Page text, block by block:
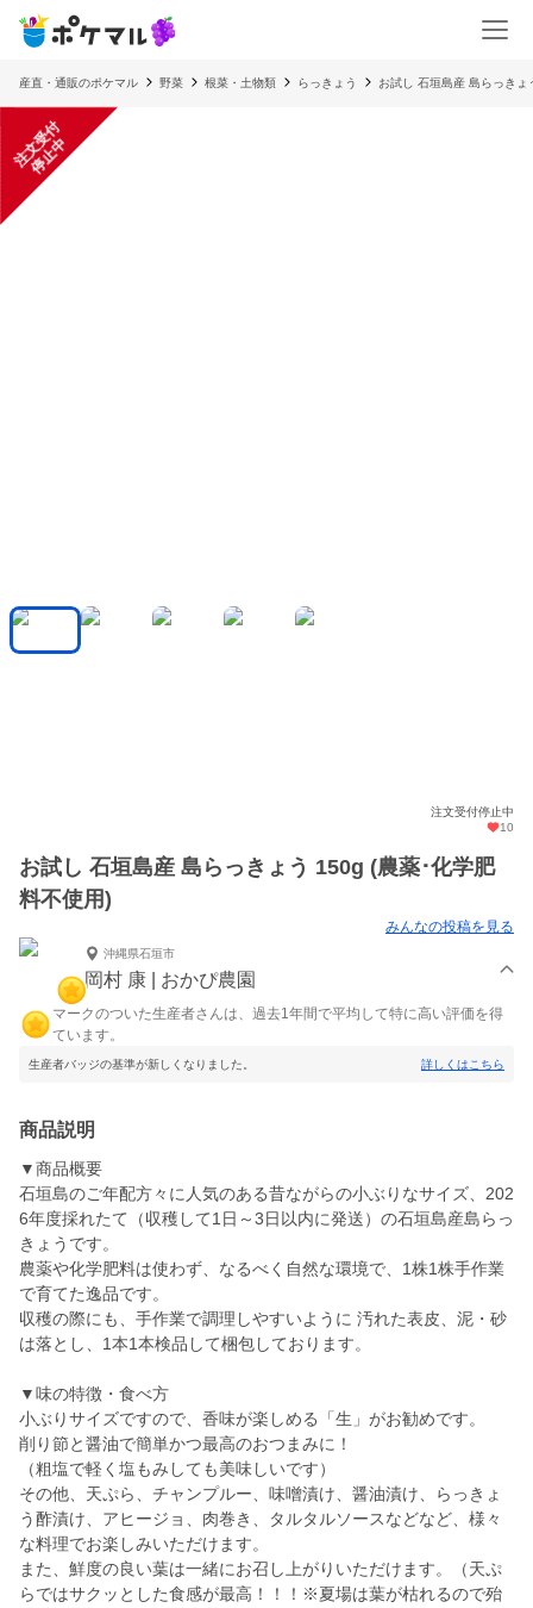
産直・通販のポケマル 野菜 根菜・土物類 らっきょう お試し 石垣島産 島らっき
注
文
受
付
停
止
中
注文受付停止中
10
お試し 石垣島産 島らっきょう 150g (農薬･化学肥
料不使用)
みんなの投稿を見る
沖縄県石垣市
岡村 康 | おかぴ農園
マークのついた生産者さんは、過去1年間で平均して特に高い評価を得
ています。
生産者バッジの基準が新しくなりました。 詳しくはこちら
商品説明
▼商品概要
石垣島のご年配方々に人気のある昔ながらの小ぶりなサイズ、202
6年度採れたて（収穫して1日～3日以内に発送）の石垣島産島らっ
きょうです。
農薬や化学肥料は使わず、なるべく自然な環境で、1株1株手作業
で育てた逸品です。
収穫の際にも、手作業で調理しやすいように 汚れた表皮、泥・砂
は落とし、1本1本検品して梱包しております。
▼味の特徴・食べ方
小ぶりサイズですので、香味が楽しめる「生」がお勧めです。
削り節と醤油で簡単かつ最高のおつまみに！
（粗塩で軽く塩もみしても美味しいです）
その他、天ぷら、チャンプルー、味噌漬け、醤油漬け、らっきょ
う酢漬け、アヒージョ、肉巻き、タルタルソースなどなど、様々
な料理でお楽しみいただけます。
また、鮮度の良い葉は一緒にお召し上がりいただけます。（天ぷ
らではサクッとした食感が最高！！！※夏場は葉が枯れるので殆